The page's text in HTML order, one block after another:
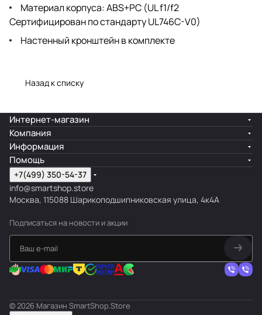
Материал корпуса: ABS+PC (UL f1/f2
Сертифицирован по стандарту UL746C-V0)
Настенный кронштейн в комплекте
Назад к списку
Интернет-магазин
Компания
Информация
Помощь
+7(499) 350-54-37
info@smartshop.store
Москва, 115088 Шарикоподшипниковская улица, 4к4А
Подписаться на новости и акции
© 2026 Магазин SmartShop.Store